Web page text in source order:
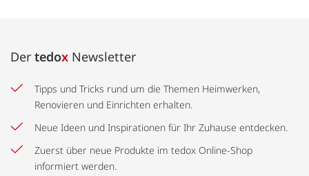
Der tedox Newsletter
Tipps und Tricks rund um die Themen Heimwerken,
Renovieren und Einrichten erhalten.
Neue Ideen und Inspirationen für Ihr Zuhause entdecken.
Zuerst über neue Produkte im tedox Online-Shop
informiert werden.